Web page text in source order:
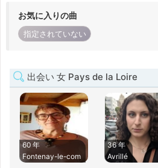
お気に入りの曲
指定されていない
出会い 女 Pays de la Loire
60 年
Fontenay-le-com
36 年
Avrillé